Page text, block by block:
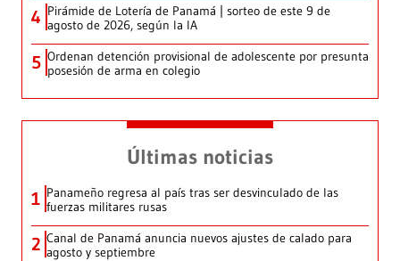
4 Pirámide de Lotería de Panamá | sorteo de este 9 de
agosto de 2026, según la IA
5 Ordenan detención provisional de adolescente por presunta
posesión de arma en colegio
Últimas noticias
1 Panameño regresa al país tras ser desvinculado de las
fuerzas militares rusas
2 Canal de Panamá anuncia nuevos ajustes de calado para
agosto y septiembre